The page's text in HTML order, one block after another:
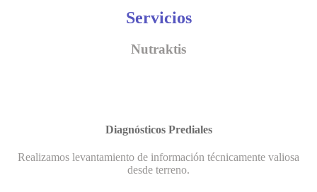
Servicios
Nutraktis
Diagnósticos Prediales
Realizamos levantamiento de información técnicamente valiosa
desde terreno.